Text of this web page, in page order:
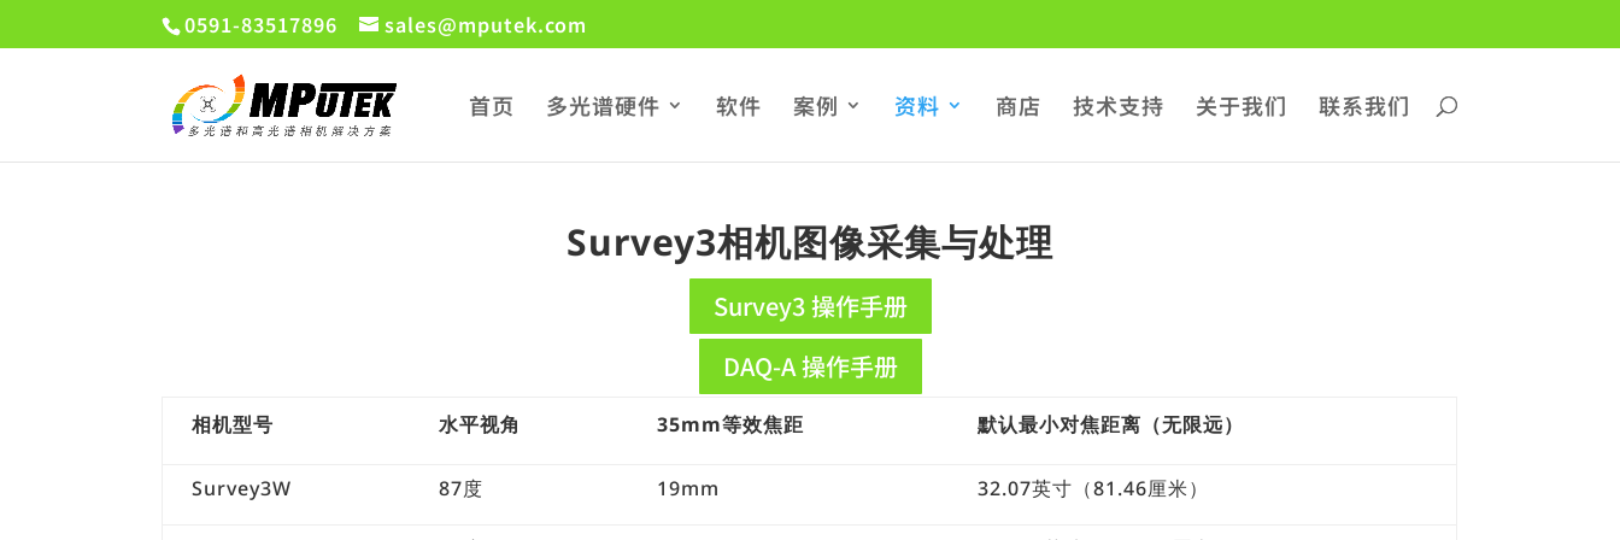
0591-83517896 sales@mputek.com
首页 多光谱硬件 软件 案例 资料 商店 技术支持 关于我们 联系我们
Survey3相机图像采集与处理
Survey3 操作手册
DAQ-A 操作手册
相机型号 水平视角 35mm等效焦距 默认最小对焦距离（无限远）
Survey3W 87度 19mm 32.07英寸（81.46厘米）